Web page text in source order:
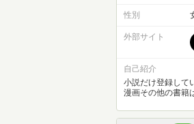
性別
外部サイト
自己紹介
小説だけ登録して
漫画その他の書籍